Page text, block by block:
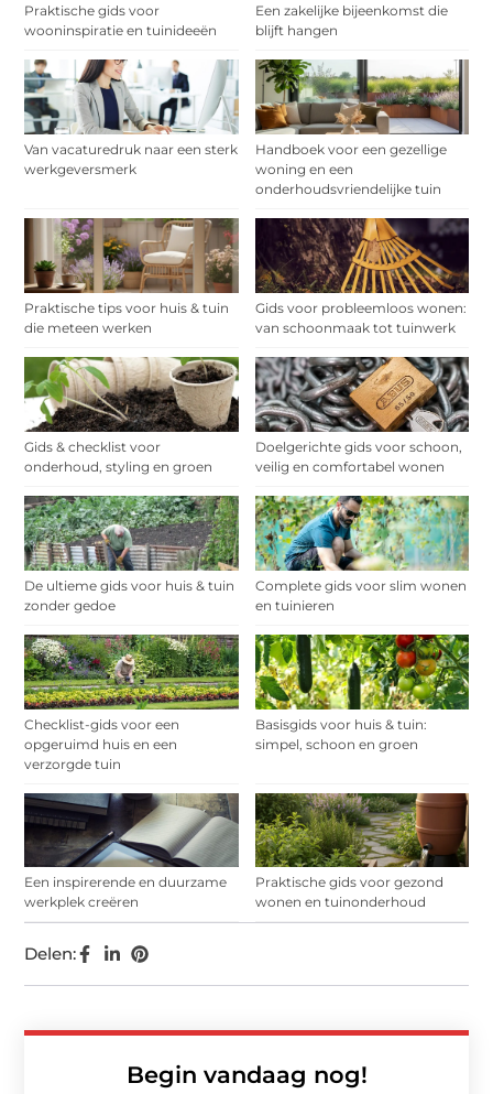
Praktische gids voor
wooninspiratie en tuinideeën
Een zakelijke bijeenkomst die
blijft hangen
Van vacaturedruk naar een sterk
werkgeversmerk
Handboek voor een gezellige
woning en een
onderhoudsvriendelijke tuin
Praktische tips voor huis & tuin
die meteen werken
Gids voor probleemloos wonen:
van schoonmaak tot tuinwerk
Gids & checklist voor
onderhoud, styling en groen
Doelgerichte gids voor schoon,
veilig en comfortabel wonen
De ultieme gids voor huis & tuin
zonder gedoe
Complete gids voor slim wonen
en tuinieren
Checklist-gids voor een
opgeruimd huis en een
verzorgde tuin
Basisgids voor huis & tuin:
simpel, schoon en groen
Een inspirerende en duurzame
werkplek creëren
Praktische gids voor gezond
wonen en tuinonderhoud
Begin vandaag nog!
Delen: